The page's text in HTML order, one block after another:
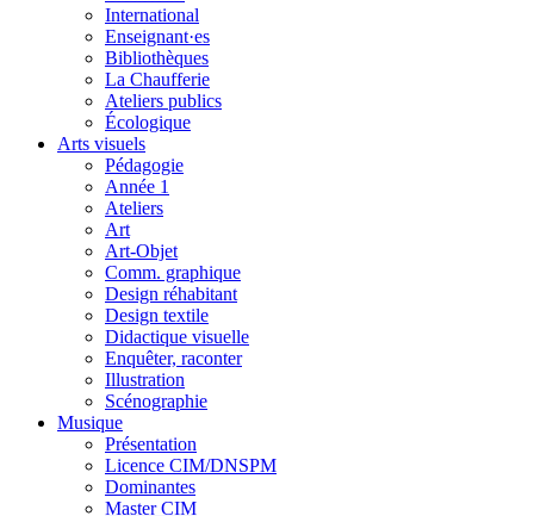
International
Enseignant·es
Bibliothèques
La Chaufferie
Ateliers publics
Écologique
Arts visuels
Pédagogie
Année 1
Ateliers
Art
Art-Objet
Comm. graphique
Design réhabitant
Design textile
Didactique visuelle
Enquêter, raconter
Illustration
Scénographie
Musique
Présentation
Licence CIM/DNSPM
Dominantes
Master CIM